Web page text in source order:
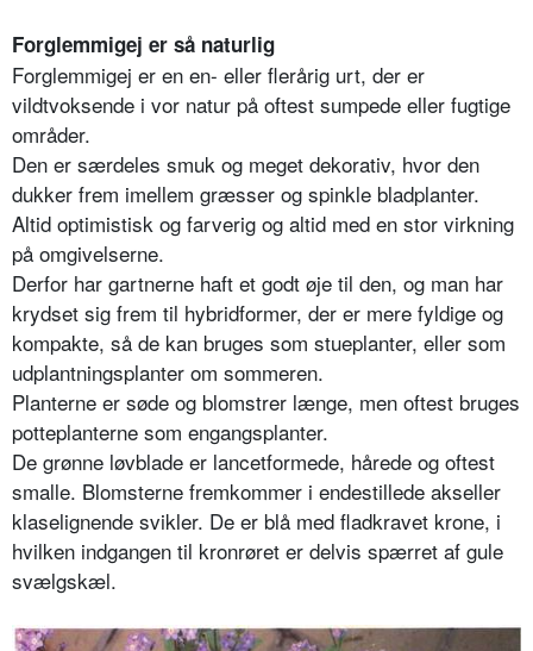
Forglemmigej er så naturlig
Forglemmigej er en en- eller flerårig urt, der er
vildtvoksende i vor natur på oftest sumpede eller fugtige
områder.
Den er særdeles smuk og meget dekorativ, hvor den
dukker frem imellem græsser og spinkle bladplanter.
Altid optimistisk og farverig og altid med en stor virkning
på omgivelserne.
Derfor har gartnerne haft et godt øje til den, og man har
krydset sig frem til hybridformer, der er mere fyldige og
kompakte, så de kan bruges som stueplanter, eller som
udplantningsplanter om sommeren.
Planterne er søde og blomstrer længe, men oftest bruges
potteplanterne som engangsplanter.
De grønne løvblade er lancetformede, hårede og oftest
smalle. Blomsterne fremkommer i endestillede akseller
klaselignende svikler. De er blå med fladkravet krone, i
hvilken indgangen til kronrøret er delvis spærret af gule
svælgskæl.